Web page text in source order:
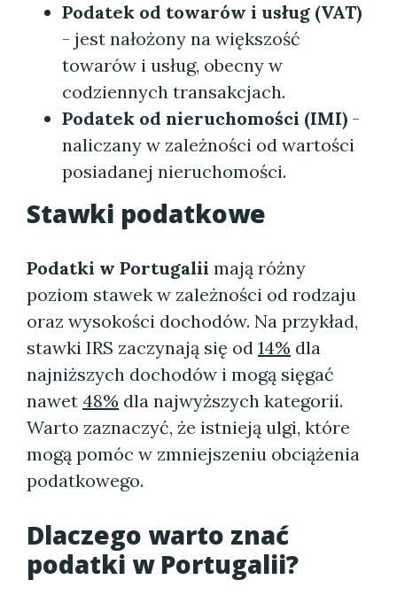
Podatek od towarów i usług (VAT)
- jest nałożony na większość
towarów i usług, obecny w
codziennych transakcjach.
Podatek od nieruchomości (IMI) -
naliczany w zależności od wartości
posiadanej nieruchomości.
Stawki podatkowe
Podatki w Portugalii mają różny
poziom stawek w zależności od rodzaju
oraz wysokości dochodów. Na przykład,
stawki IRS zaczynają się od 14% dla
najniższych dochodów i mogą sięgać
nawet 48% dla najwyższych kategorií.
Warto zaznaczyć, że istnieją ulgi, które
mogą pomóc w zmniejszeniu obciążenia
podatkowego.
Dlaczego warto znać
podatki w Portugalii?